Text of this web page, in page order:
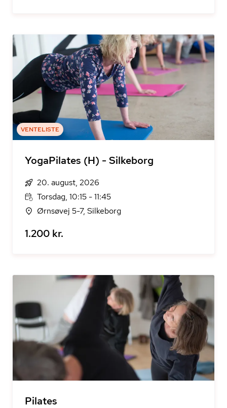
VENTELISTE
YogaPilates (H) - Silkeborg
20. august, 2026
Torsdag, 10:15 - 11:45
Ørnsøvej 5-7, Silkeborg
1.200 kr.
Pilates